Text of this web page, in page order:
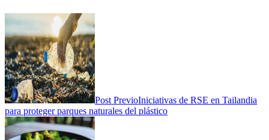
Post PrevioIniciativas de RSE en Tailandia
para proteger parques naturales del plástico